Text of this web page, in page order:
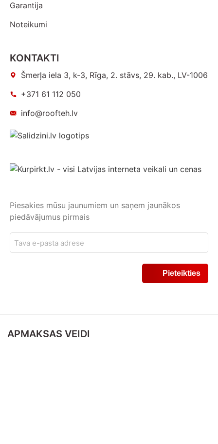
Garantija
Noteikumi
KONTAKTI
Šmerļa iela 3, k-3, Rīga, 2. stāvs, 29. kab., LV-1006
+371 61 112 050
info@roofteh.lv
Piesakies mūsu jaunumiem un saņem jaunākos
piedāvājumus pirmais
APMAKSAS VEIDI